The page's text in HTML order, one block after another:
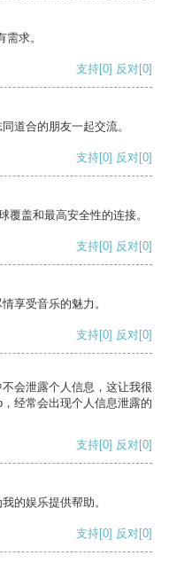
求。
支持[0] 反对[0]
道合的朋友一起交流。
支持[0] 反对[0]
覆盖和最高安全性的连接。
支持[0] 反对[0]
享受音乐的魅力。
支持[0] 反对[0]
会泄露个人信息，这让我很
经常会出现个人信息泄露的
支持[0] 反对[0]
的娱乐提供帮助。
支持[0] 反对[0]